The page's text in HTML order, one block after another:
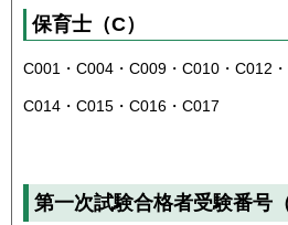
保育士（C）
C001・C004・C009・C010・C012
C014・C015・C016・C017
第一次試験合格者受験番号